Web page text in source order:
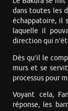
dans toutes les
échappatoire, il
laquelle il
direction qui
Dès qu’il le
murs et se
processus pour
Voyant cela,
réponse, les